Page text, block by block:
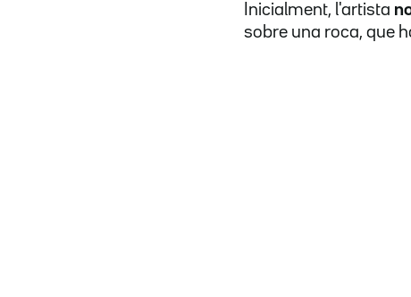
Inicialment, l'artista
sobre una roca, que